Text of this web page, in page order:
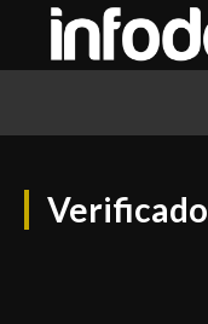
Verificado